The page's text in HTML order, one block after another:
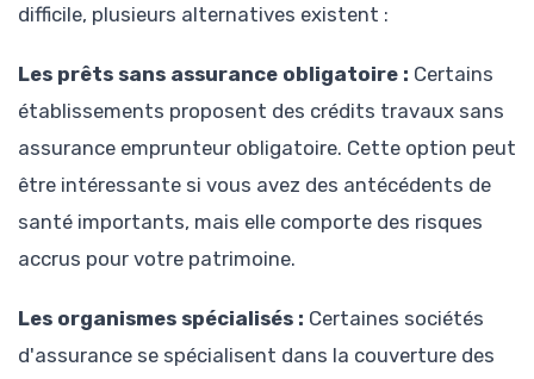
difficile, plusieurs alternatives existent :
Les prêts sans assurance obligatoire : Certains
établissements proposent des crédits travaux sans
assurance emprunteur obligatoire. Cette option peut
être intéressante si vous avez des antécédents de
santé importants, mais elle comporte des risques
accrus pour votre patrimoine.
Les organismes spécialisés : Certaines sociétés
d'assurance se spécialisent dans la couverture des